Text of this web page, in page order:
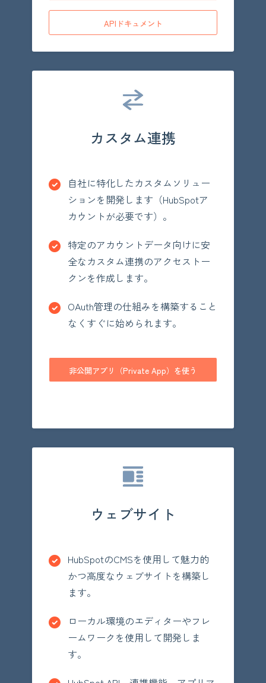
APIドキュメント
カスタム連携
自社に特化したカスタムソリュー
ションを開発します（HubSpotア
カウントが必要です）。
特定のアカウントデータ向けに安
全なカスタム連携のアクセストー
クンを作成します。
OAuth管理の仕組みを構築すること
なくすぐに始められます。
非公開アプリ（Private App）を使う
ウェブサイト
HubSpotのCMSを使用して魅力的
かつ高度なウェブサイトを構築し
ます。
ローカル環境のエディターやフレ
ームワークを使用して開発しま
す。